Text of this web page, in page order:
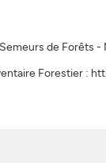
de Forêts
Forestier :